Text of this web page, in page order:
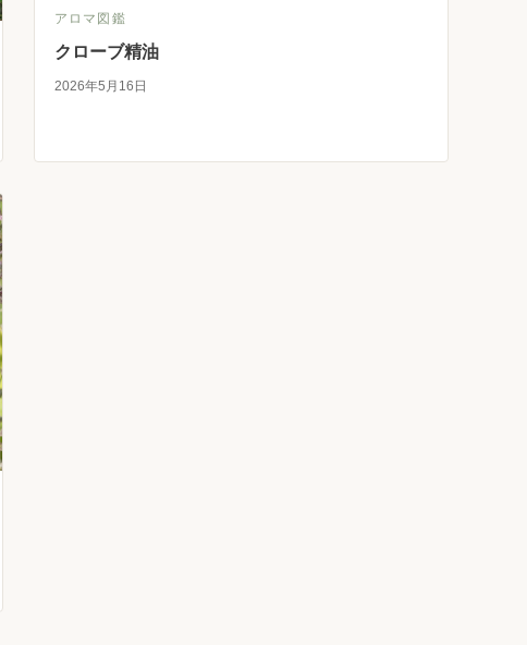
アロマ図鑑
クローブ精油
2026年5月16日